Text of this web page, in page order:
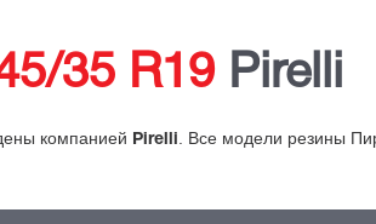
35 R19Pirelli
компанией Pirelli
. Все модели резины